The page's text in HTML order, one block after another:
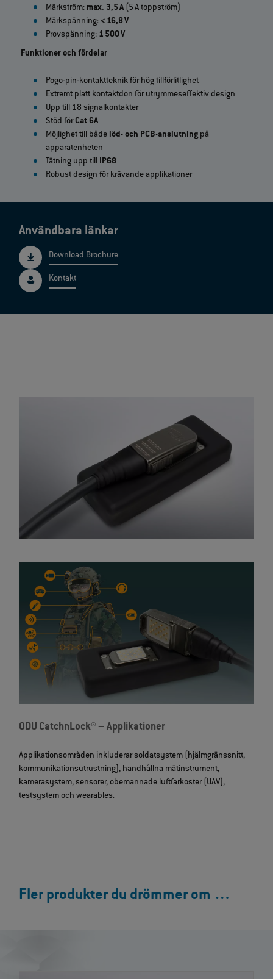
Märkström: max. 3,5 A(5 A toppström)
Märkspänning: < 16,8 V
Provspänning: 1 500 V
Funktioner och fördelar
Pogo‑pin‑kontaktteknik för hög tillförlitlighet
Extremt platt kontaktdon för utrymmeseffektiv design
Upp till 18 signalkontakter
Stöd förCat 6A
Möjlighet till både löd‑och PCB‑anslutning på
apparatenheten
Tätning upp till IP68
Robust design för krävande applikationer
Användbara länkar
Download Brochure
Kontakt
ODU CatchnLock® – Applikationer
Applikationsområden inkluderar soldatsystem (hjälmgränssnitt,
kommunikationsutrustning), handhållna mätinstrument,
kamerasystem, sensorer, obemannade luftfarkoster (UAV),
testsystem och wearables.
Fler produkter du drömmer om …